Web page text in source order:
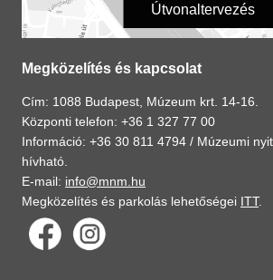
Útvonaltervezés
Megközelítés és kapcsolat
Cím: 1088 Budapest, Múzeum krt. 14-16.
Központi telefon: +36 1 327 77 00
Információ: +36 30 811 4794 / Múzeumi
hívható.
E-mail: info@mnm.hu
Megközelítés és parkolás lehetőségei ITT.